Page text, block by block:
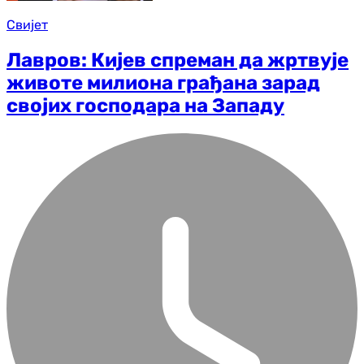
Свијет
Лавров: Кијев спреман да жртвује
животе милиона грађана зарад
својих господара на Западу